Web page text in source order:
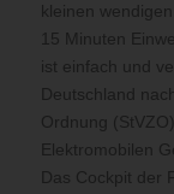
kleinen
15 Minuten
ist einfach und
Deutschland
Ordnung
Elektromobilen
Das Cockpit der